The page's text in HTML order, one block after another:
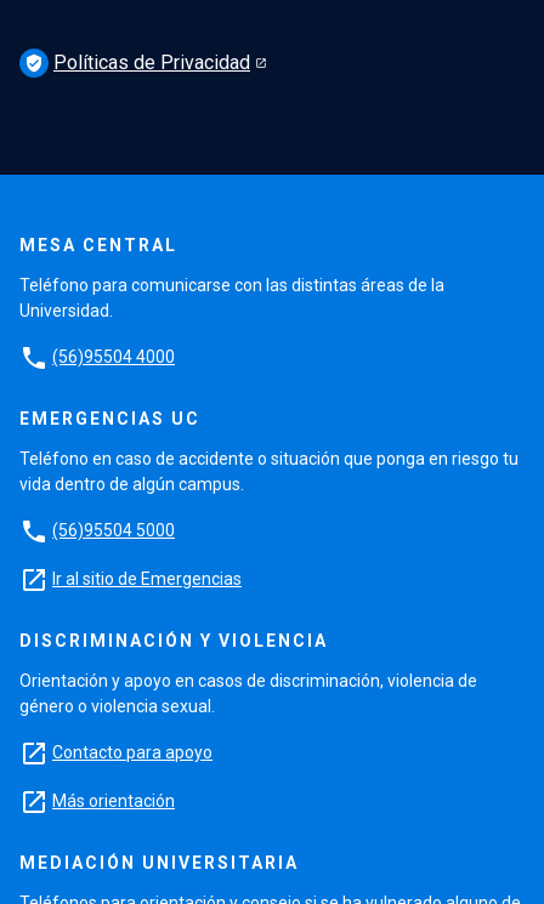
verified_user Políticas de Privacidad
MESA CENTRAL
Teléfono para comunicarse con las distintas áreas de la
Universidad.
phone (56)95504 4000
EMERGENCIAS UC
Teléfono en caso de accidente o situación que ponga en riesgo tu
vida dentro de algún campus.
phone (56)95504 5000
launch Ir al sitio de Emergencias
DISCRIMINACIÓN Y VIOLENCIA
Orientación y apoyo en casos de discriminación, violencia de
género o violencia sexual.
launch Contacto para apoyo
launch Más orientación
MEDIACIÓN UNIVERSITARIA